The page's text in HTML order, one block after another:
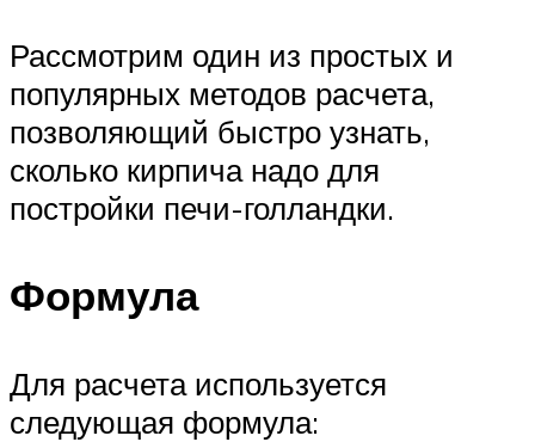
Рассмотрим один из простых и
популярных методов расчета,
позволяющий быстро узнать,
сколько кирпича надо для
постройки печи-голландки.
Формула
Для расчета используется
следующая формула: